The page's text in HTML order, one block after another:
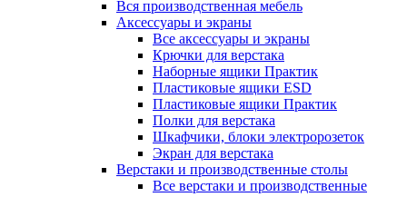
Вся производственная мебель
Аксессуары и экраны
Все аксессуары и экраны
Крючки для верстака
Наборные ящики Практик
Пластиковые ящики ESD
Пластиковые ящики Практик
Полки для верстака
Шкафчики, блоки электророзеток
Экран для верстака
Верстаки и производственные столы
Все верстаки и производственные